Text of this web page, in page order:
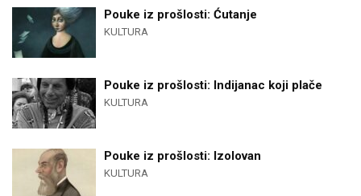
Pouke iz prošlosti: Ćutanje
KULTURA
Pouke iz prošlosti: Indijanac koji plače
KULTURA
Pouke iz prošlosti: Izolovan
KULTURA